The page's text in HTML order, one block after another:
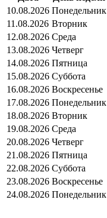
10.08.2026 Понедельник
11.08.2026 Вторник
12.08.2026 Среда
13.08.2026 Четверг
14.08.2026 Пятница
15.08.2026 Суббота
16.08.2026 Воскресенье
17.08.2026 Понедельник
18.08.2026 Вторник
19.08.2026 Среда
20.08.2026 Четверг
21.08.2026 Пятница
22.08.2026 Суббота
23.08.2026 Воскресенье
24.08.2026 Понедельник